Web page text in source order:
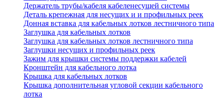
Держатель трубы/кабеля кабеленесущей системы
Деталь крепежная для несущих и и профильных реек
Донная вставка для кабельных лотков лестничного типа
Заглушка для кабельных лотков
Заглушка для кабельных лотков лестничного типа
Заглушки несущих и профильных реек
Зажим для крышки системы поддержки кабелей
Кронштейн для кабельного лотка
Крышка для кабельных лотков
Крышка дополнительная угловой секции кабельного
лотка